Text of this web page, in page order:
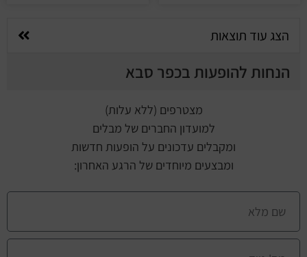
הצג עוד תוצאות
הנחות להופעות בכפר סבא
מצטרפים (ללא עלות)
למועדון החברים של מבלים
ומקבלים עדכונים על הופעות חדשות
ומבצעים מיוחדים של הרגע האחרון: